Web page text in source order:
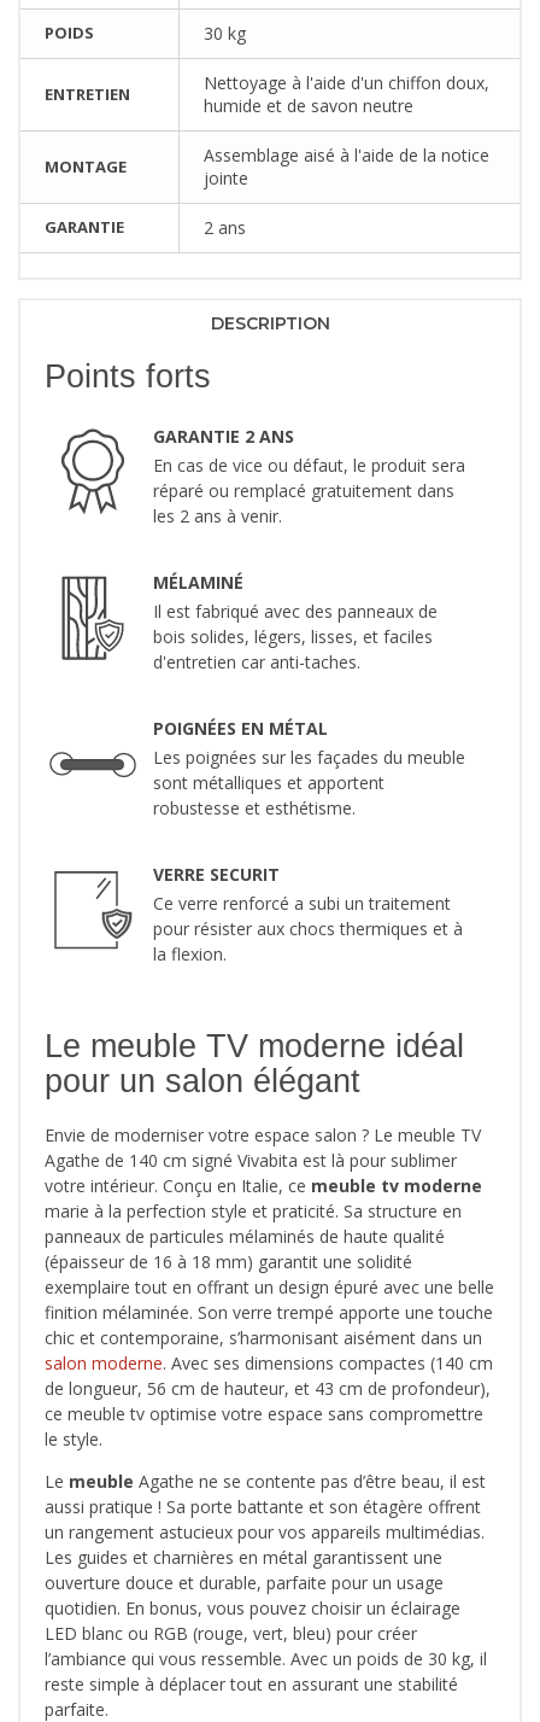
POIDS 30 kg
ENTRETIEN
Nettoyage à l'aide d'un chiffon doux,
humide et de savon neutre
MONTAGE
Assemblage aisé à l'aide de la notice
jointe
GARANTIE 2 ans
DESCRIPTION
Points forts
GARANTIE 2 ANS
En cas de vice ou défaut, le produit sera
réparé ou remplacé gratuitement dans
les 2 ans à venir.
MÉLAMINÉ
Il est fabriqué avec des panneaux de
bois solides, légers, lisses, et faciles
d'entretien car anti-taches.
POIGNÉES EN MÉTAL
Les poignées sur les façades du meuble
sont métalliques et apportent
robustesse et esthétisme.
VERRE SECURIT
Ce verre renforcé a subi un traitement
pour résister aux chocs thermiques et à
la flexion.
Le meuble TV moderne idéal
pour un salon élégant
Envie de moderniser votre espace salon ? Le meuble TV
Agathe de 140 cm signé Vivabita est là pour sublimer
votre intérieur. Conçu en Italie, ce meuble tv moderne
marie à la perfection style et praticité. Sa structure en
panneaux de particules mélaminés de haute qualité
(épaisseur de 16 à 18 mm) garantit une solidité
exemplaire tout en offrant un design épuré avec une belle
finition mélaminée. Son verre trempé apporte une touche
chic et contemporaine, s’harmonisant aisément dans un
salon moderne. Avec ses dimensions compactes (140 cm
de longueur, 56 cm de hauteur, et 43 cm de profondeur),
ce meuble tv optimise votre espace sans compromettre
le style.
Le meuble Agathe ne se contente pas d’être beau, il est
aussi pratique ! Sa porte battante et son étagère offrent
un rangement astucieux pour vos appareils multimédias.
Les guides et charnières en métal garantissent une
ouverture douce et durable, parfaite pour un usage
quotidien. En bonus, vous pouvez choisir un éclairage
LED blanc ou RGB (rouge, vert, bleu) pour créer
l’ambiance qui vous ressemble. Avec un poids de 30 kg, il
reste simple à déplacer tout en assurant une stabilité
parfaite.